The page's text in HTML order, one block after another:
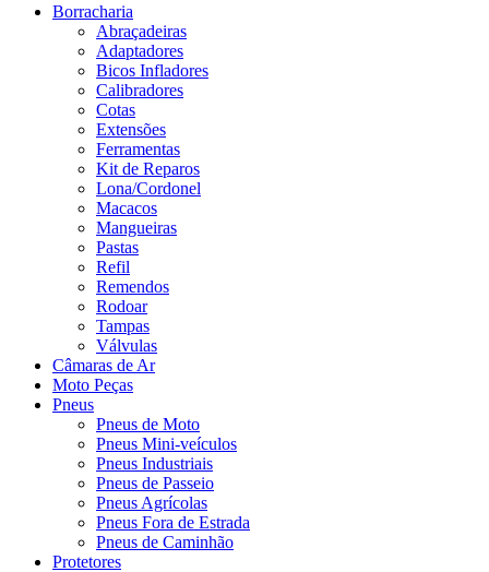
Borracharia
Abraçadeiras
Adaptadores
Bicos Infladores
Calibradores
Cotas
Extensões
Ferramentas
Kit de Reparos
Lona/Cordonel
Macacos
Mangueiras
Pastas
Refil
Remendos
Rodoar
Tampas
Válvulas
Câmaras de Ar
Moto Peças
Pneus
Pneus de Moto
Pneus Mini-veículos
Pneus Industriais
Pneus de Passeio
Pneus Agrícolas
Pneus Fora de Estrada
Pneus de Caminhão
Protetores